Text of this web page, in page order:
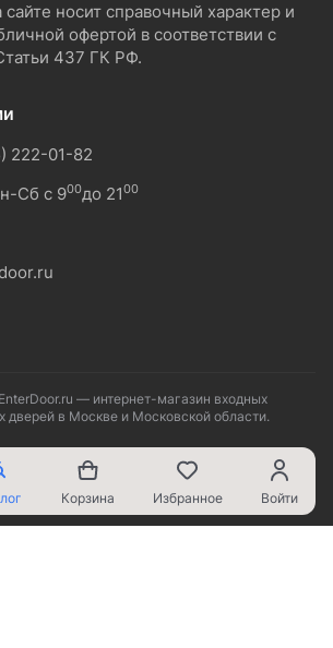
носит справочный характер и
офертой в соответствии с
437 ГК РФ.
222-01-82
Сб с 900до 2100
— интернет-магазин входных
дверей в Москве и Московской области.
Корзина Избранное Войти